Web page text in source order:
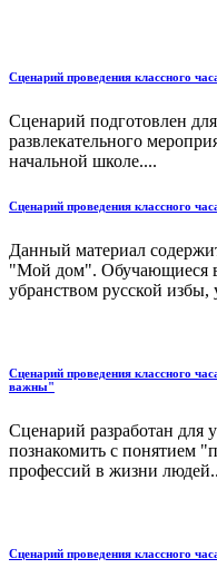
Сценарий проведения классного
Сценарий подготовлен
развлекательного
начальной школе....
Сценарий проведения классного
Данный материал
"Мой дом". Обучающиеся в
убранством русской избы,
Сценарий проведения классного
важны"
Сценарий разработан для
познакомить с понятием
профессий в жизни
Сценарий проведения классного